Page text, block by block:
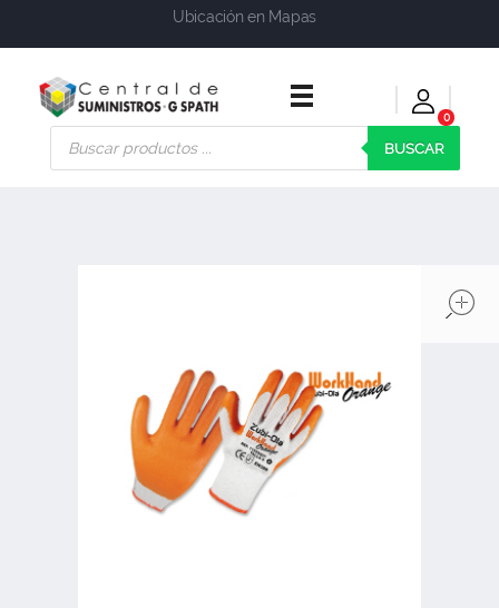
Ubicación en Mapas
Central de Suministros Gspath
Suministros y soluciones integrales para su empresa o negocio
0
BUSCAR